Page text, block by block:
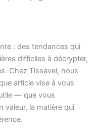
: des tendances qui
difficiles à décrypter,
Chez Tissavel, nous
article vise à vous
— que vous
valeur, la matière qui